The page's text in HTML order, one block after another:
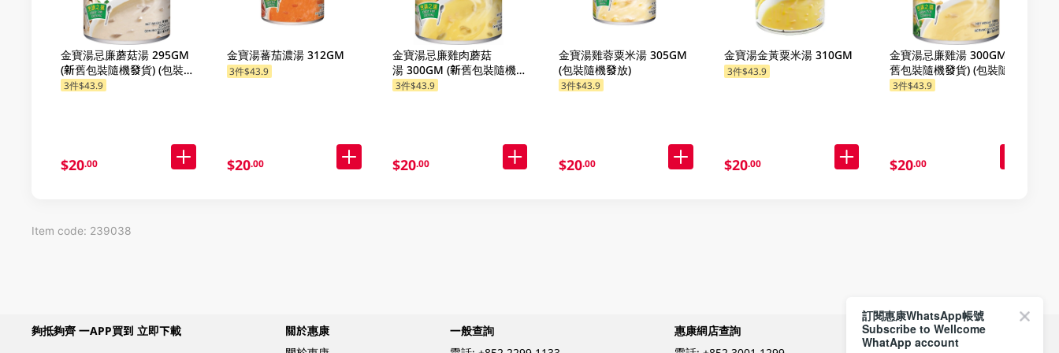
金寶湯忌廉蘑菇湯 295GM
(新舊包裝隨機發貨) (包裝隨
機發放)
3件$43.9
$20.00
金寶湯蕃茄濃湯 312GM
3件$43.9
$20.00
金寶湯忌廉雞肉蘑菇
湯 300GM (新舊包裝隨機發
貨) (包裝隨機發放)
3件$43.9
$20.00
金寶湯雞蓉粟米湯 305GM
(包裝隨機發放)
3件$43.9
$20.00
金寶湯金黃粟米湯 310GM
3件$43.9
$20.00
金寶湯忌廉雞湯 300GM (新
舊包裝隨機發貨) (包裝隨機
發放)
3件$43.9
$20.00
Item code: 239038
夠抵夠齊 一APP買到 立即下載
關於惠康
一般查詢
惠康網店查詢
付款方式
訂閱惠康WhatsApp帳號
Subscribe to Wellcome
WhatApp account